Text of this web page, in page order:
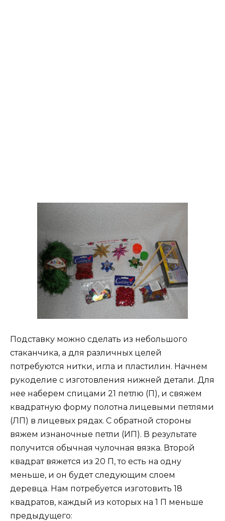
Подставку можно сделать из небольшого
стаканчика, а для различных целей
потребуются нитки, игла и пластилин. Начнем
рукоделие с изготовления нижней детали. Для
нее наберем спицами 21 петлю (П), и свяжем
квадратную форму полотна лицевыми петлями
(ЛП) в лицевых рядах. С обратной стороны
вяжем изнаночные петли (ИП). В результате
получится обычная чулочная вязка. Второй
квадрат вяжется из 20 П, то есть на одну
меньше, и он будет следующим слоем
деревца. Нам потребуется изготовить 18
квадратов, каждый из которых на 1 П меньше
предыдущего: